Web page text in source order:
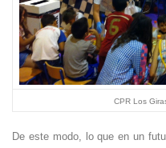
CPR Los
De este modo, lo que en un